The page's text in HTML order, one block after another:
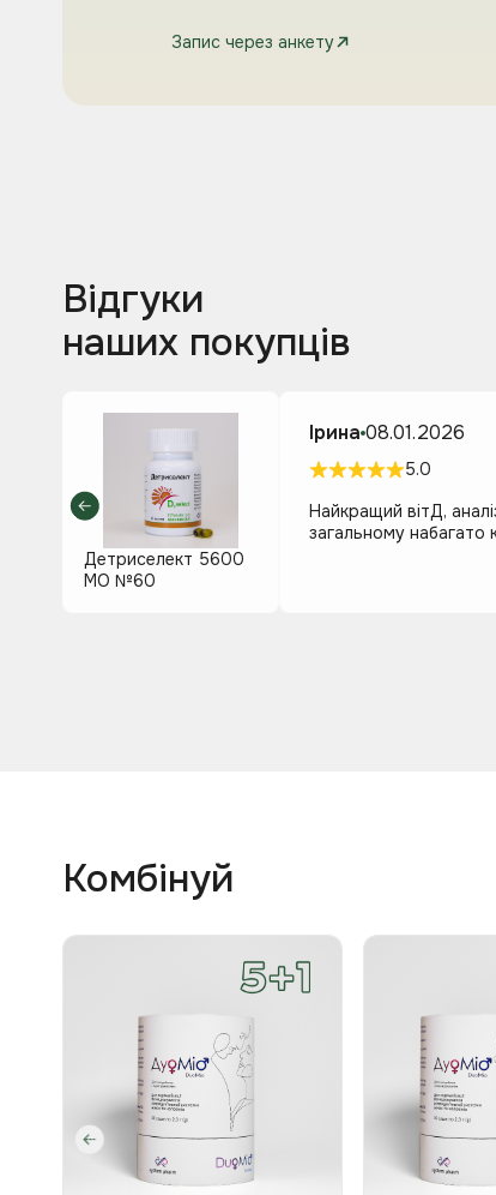
Запис через анкету
Відгуки
наших покупців
Детриселект 5600
МО №60
Ірина 08.01.2026
5.0
Найкращий вітД,
загальному
Комбінуй